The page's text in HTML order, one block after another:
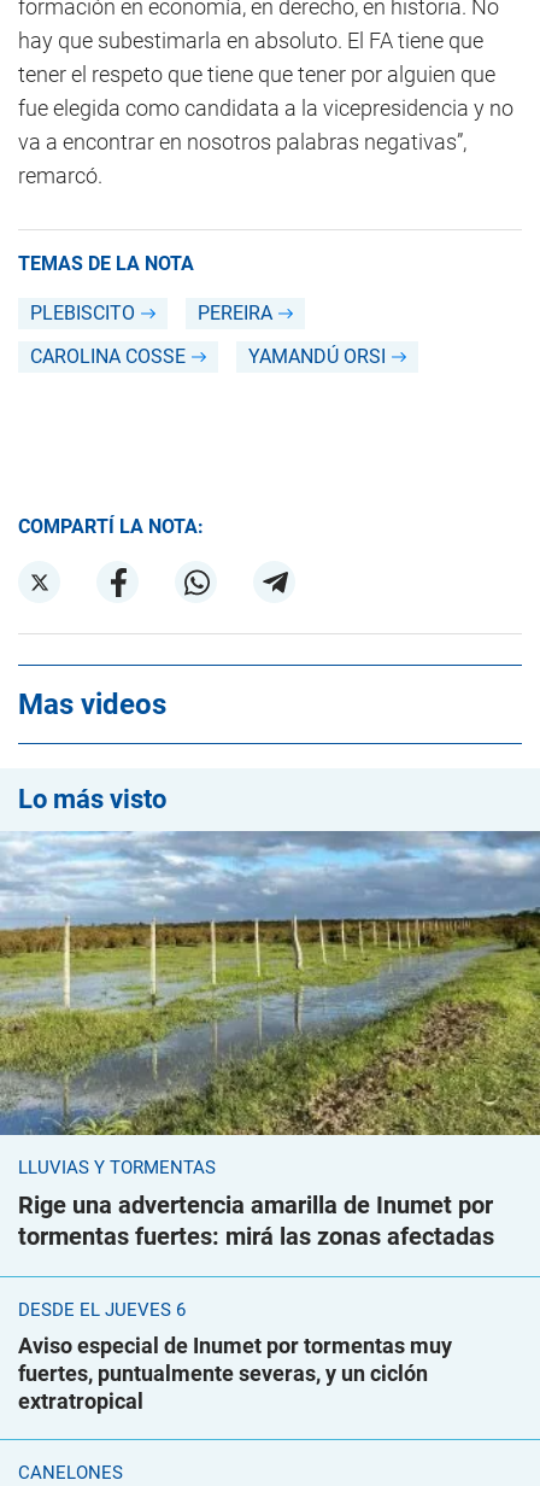
formación en economía, en derecho, en historia. No
hay que subestimarla en absoluto. El FA tiene que
tener el respeto que tiene que tener por alguien que
fue elegida como candidata a la vicepresidencia y no
va a encontrar en nosotros palabras negativas”,
remarcó.
TEMAS DE LA NOTA
PLEBISCITO
PEREIRA
CAROLINA COSSE
YAMANDÚ ORSI
COMPARTÍ LA NOTA:
Mas videos
Lo más visto
LLUVIAS Y TORMENTAS
Rige una advertencia amarilla de Inumet por
tormentas fuertes: mirá las zonas afectadas
DESDE EL JUEVES 6
Aviso especial de Inumet por tormentas muy
fuertes, puntualmente severas, y un ciclón
extratropical
CANELONES